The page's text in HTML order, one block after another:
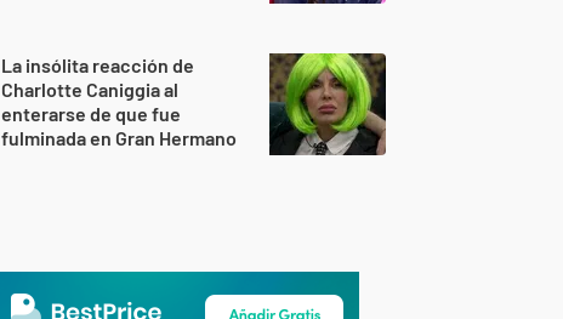
La insólita reacción de
Charlotte Caniggia al
enterarse de que fue
fulminada en Gran Hermano